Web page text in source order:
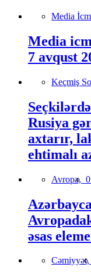
Media
Media
7 avqust
Keçmiş
Rusiya
axtarır,
ehtimalı
Avropa,
əsas
Cəmiyyət,